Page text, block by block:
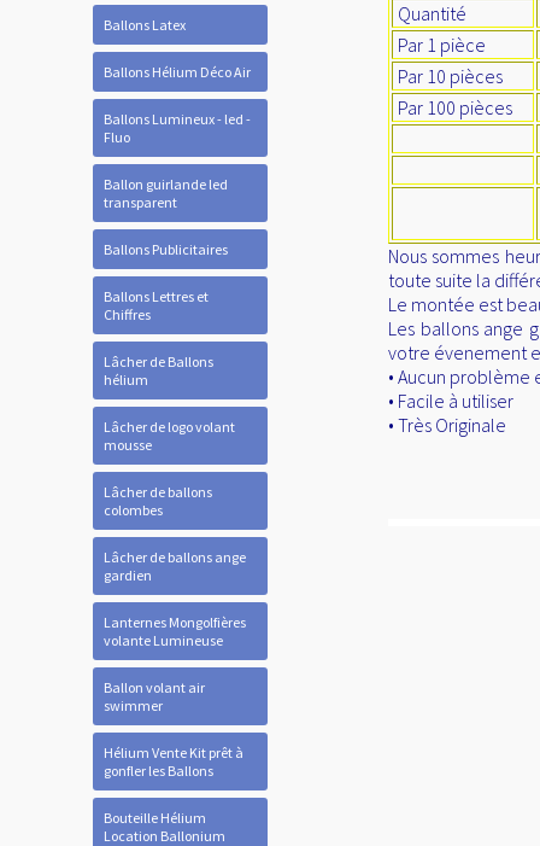
Ballons Latex
Ballons Hélium Déco Air
Ballons Lumineux - led -
Fluo
Ballon guirlande led
transparent
Ballons Publicitaires
Ballons Lettres et
Chiffres
Lâcher de Ballons
hélium
Lâcher de logo volant
mousse
Lâcher de ballons
colombes
Lâcher de ballons ange
gardien
Lanternes Mongolfières
volante Lumineuse
Ballon volant air
swimmer
Hélium Vente Kit prêt à
gonfler les Ballons
Bouteille Hélium
Location Ballonium
Quantité
Par 1 pièce
Par 10 pièces
Par 100 pièces
Nous sommes
toute suite la
Le montée est
Les ballons ange
votre évenement
• Aucun
• Facile à utiliser
• Très Originale